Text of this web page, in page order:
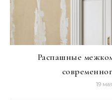
Распашные
19